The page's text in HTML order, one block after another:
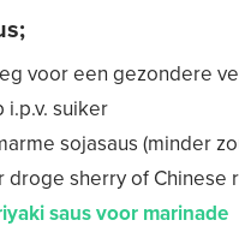
voor een gezondere
suiker
sojasaus (minder
droge sherry of Chinese
saus voor marinade